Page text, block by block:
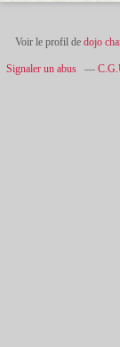
Voir le profil de dojo
Signaler un abus